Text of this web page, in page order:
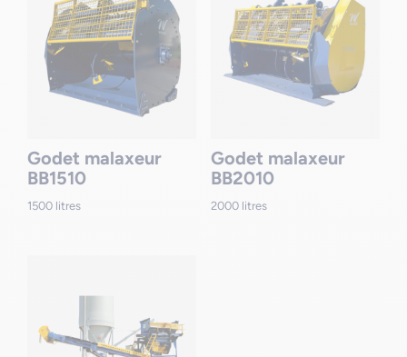
Godet malaxeur
BB1510
1500 litres
Godet malaxeur
BB2010
2000 litres